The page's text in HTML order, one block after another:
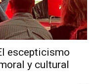
escepticismo
y cultural